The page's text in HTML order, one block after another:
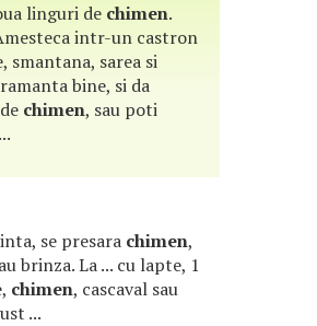
linguri de chimen.
intr-un castron
smantana, sarea si
bine, si da
chimen, sau poti
se presara chimen,
brinza. La ... cu lapte, 1
chimen, cascaval sau
...